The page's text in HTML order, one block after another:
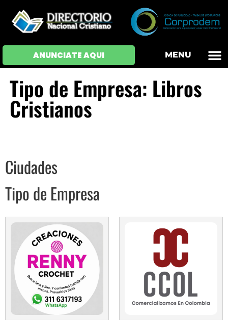
ANUNCIATE AQUI MENU
Tipo de Empresa: Libros
Cristianos
Ciudades
Tipo de Empresa